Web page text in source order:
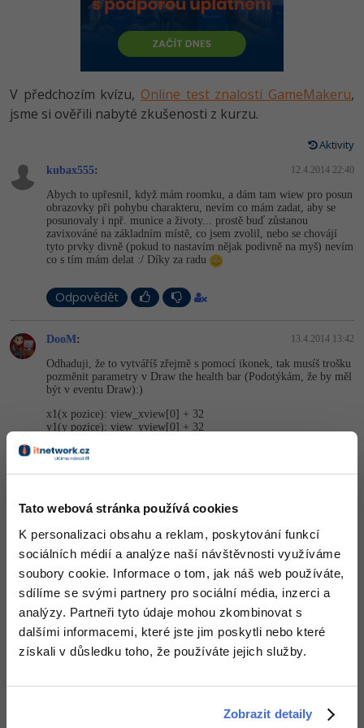
Tato webová stránka používá cookies
K personalizaci obsahu a reklam, poskytování funkcí
sociálních médií a analýze naší návštěvnosti využíváme
soubory cookie. Informace o tom, jak náš web používáte,
sdílíme se svými partnery pro sociální média, inzerci a
analýzy. Partneři tyto údaje mohou zkombinovat s
dalšími informacemi, které jste jim poskytli nebo které
získali v důsledku toho, že používáte jejich služby.
Zobrazit detaily
HTML5, CSS3, Bootstrap, SEO
SQL a databáze
Testování a verzování
Spring
ASP.NET MVC
Django
JavaScript
Python
MySQL/MariaDB
MS-SQL
SQLite
Vývojář mobilních aplikací
Specialista na AI a bigdata
C# Game developer
Webdesigner
Tester
Systémový administrátor
Grafik / UX/UI návrhář
Copywriter
WordPress specialista
Python -80%
JavaScript -80%
PHP
-80%
Swift
Kotlin -80%
C -80%
Návrh SW
Algoritmy -41%
Umělá inteligence (AI) -10%
Pro děti
Více
Fórum
Kurzy e-commerce
Testování softwaru
Kurzy designu
-80%
V předchozím kvízu, Online test znalostí GameMakeru,
jsme si ověřili nabyté zkušenosti z kurzu.
Aktivity
kubax555: 12.4.2014 22:40
Abych to upřesnil, když mám roomku, a dám tam wiew pro posun
obrazovky při pohybu charakteru, nevím co mám zadat, aby se
posunovaly i npř. munice a životy... prostě buď zůstanou
zavixováné na základním místě, co jsem zvolil, nebo se chovájí
tyto prvky divně (pokud to nastavím nějak podivně na myš) nevím
co s tím mám delat :/ Díky za radu
Odpovědět
DooM: 13.4.2014 13:42
Odhaduji, že to vytváříš zřejmě s pomocí ikonek, tak musíš trošku
pozměnit parametry v Draw the health bar (Podotýkám, že by měl
být v eventu Draw):)
x1(x pozice): view_xview[0] + 32
y1(y pozice): view_yview[0] + 32
y2(výška): view_yview[0] + 50
Vlastně se přesouvá health bar společně s pohledem
..
hodnoty si můžeš pozměnit, pouze jsem je odhadl
Nahoru Odpovědět